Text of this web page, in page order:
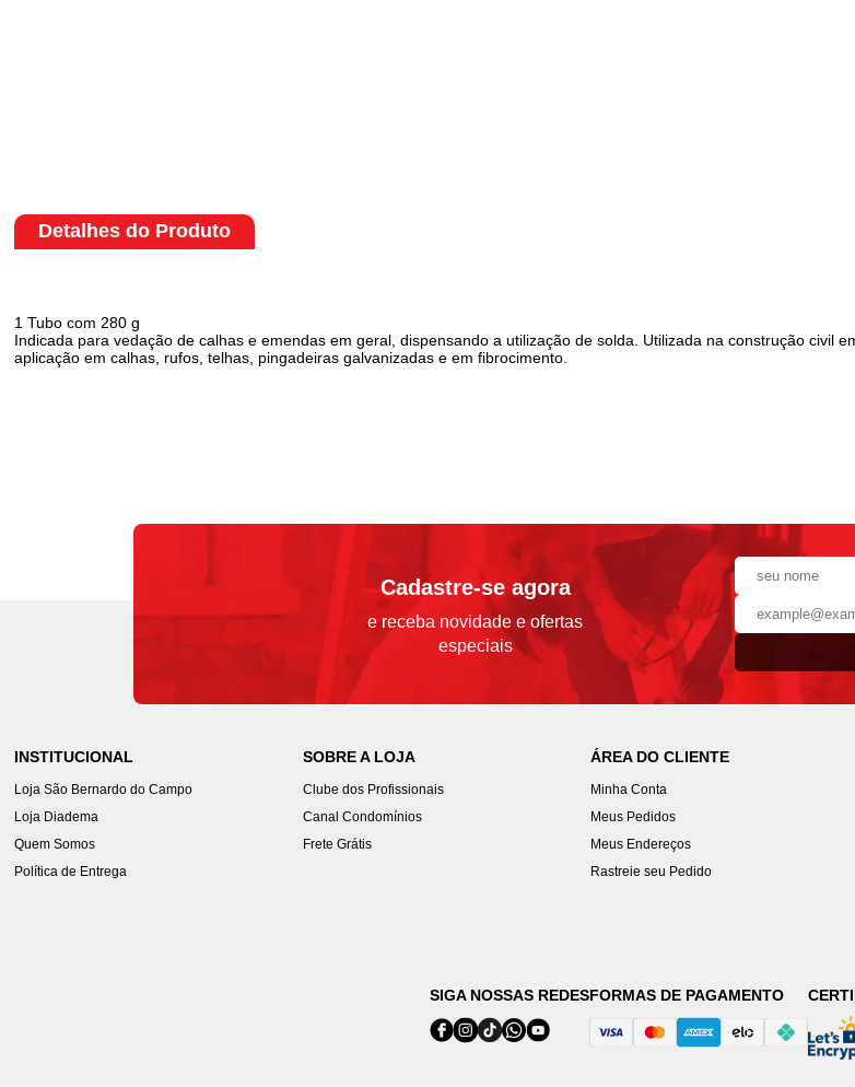
Detalhes do Produto
1 Tubo com 280 g
Indicada para vedação de calhas e emendas em geral, dispensando a utilização de solda. Utilizada na construção civil
aplicação em calhas, rufos, telhas, pingadeiras galvanizadas e em fibrocimento.
Cadastre-se agora
e receba novidade e ofertas
especiais
INSTITUCIONAL
Loja São Bernardo do Campo
Loja Diadema
Quem Somos
Política de Entrega
SOBRE A LOJA
Clube dos Profissionais
Canal Condomínios
Frete Grátis
ÁREA DO CLIENTE
Minha Conta
Meus Pedidos
Meus Endereços
Rastreie seu Pedido
SIGA NOSSAS REDESFORMAS DE PAGAMENTO